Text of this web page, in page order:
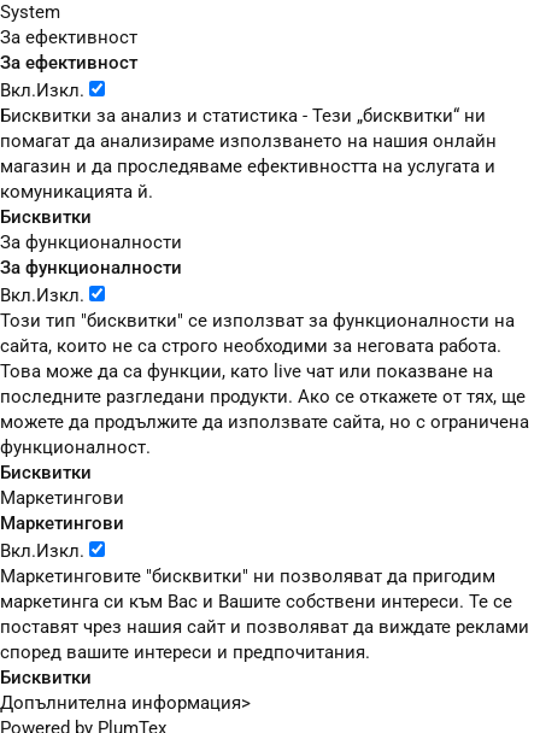
System
За ефективност
За ефективност
Вкл.Изкл.
Бисквитки за анализ и статистика - Тези „бисквитки“ ни
помагат да анализираме използването на нашия онлайн
магазин и да проследяваме ефективността на услугата и
комуникацията й.
Бисквитки
За функционалности
За функционалности
Вкл.Изкл.
Този тип "бисквитки" се използват за функционалности на
сайта, които не са строго необходими за неговата работа.
Това може да са функции, като live чат или показване на
последните разгледани продукти. Ако се откажете от тях, ще
можете да продължите да използвате сайта, но с ограничена
функционалност.
Бисквитки
Маркетингови
Маркетингови
Вкл.Изкл.
Маркетинговите "бисквитки" ни позволяват да пригодим
маркетинга си към Вас и Вашите собствени интереси. Те се
поставят чрез нашия сайт и позволяват да виждате реклами
според вашите интереси и предпочитания.
Бисквитки
Допълнителна информация>
Powered by PlumTex